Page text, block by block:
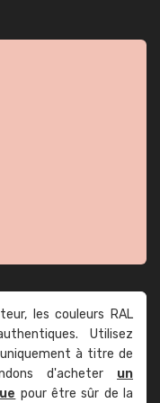
les couleurs RAL
Utilisez
à titre de
d'acheter un
pour être sûr de la